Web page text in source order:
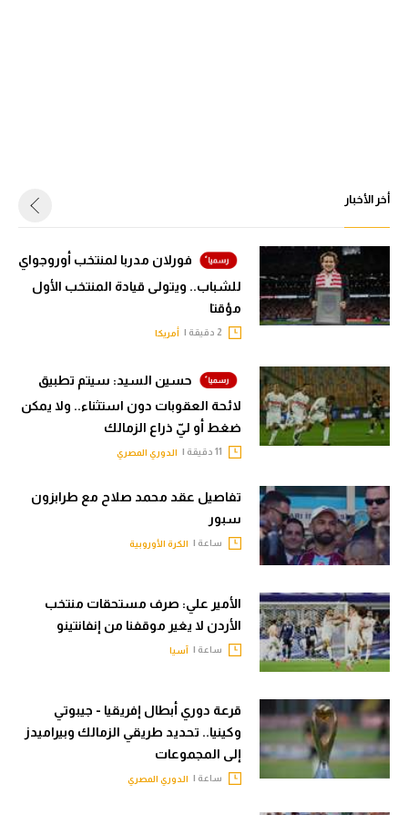
أخر الأخبار
فورلان مدربا لمنتخب أوروجواي
للشباب.. ويتولى قيادة المنتخب الأول
مؤقتا
أمريكا
حسين السيد: سيتم تطبيق
لائحة العقوبات دون استثناء.. ولا يمكن
ضغط أو ليّ ذراع الزمالك
الدوري المصري
تفاصيل عقد محمد صلاح مع طرابزون
سبور
ساعة | الكرة الأوروبية
الأمير علي: صرف مستحقات منتخب
الأردن لا يغير موقفنا من إنفانتينو
ساعة | آسيا
قرعة دوري أبطال إفريقيا - جيبوتي
وكينيا.. تحديد طريقي الزمالك وبيراميدز
إلى المجموعات
ساعة | الدوري المصري